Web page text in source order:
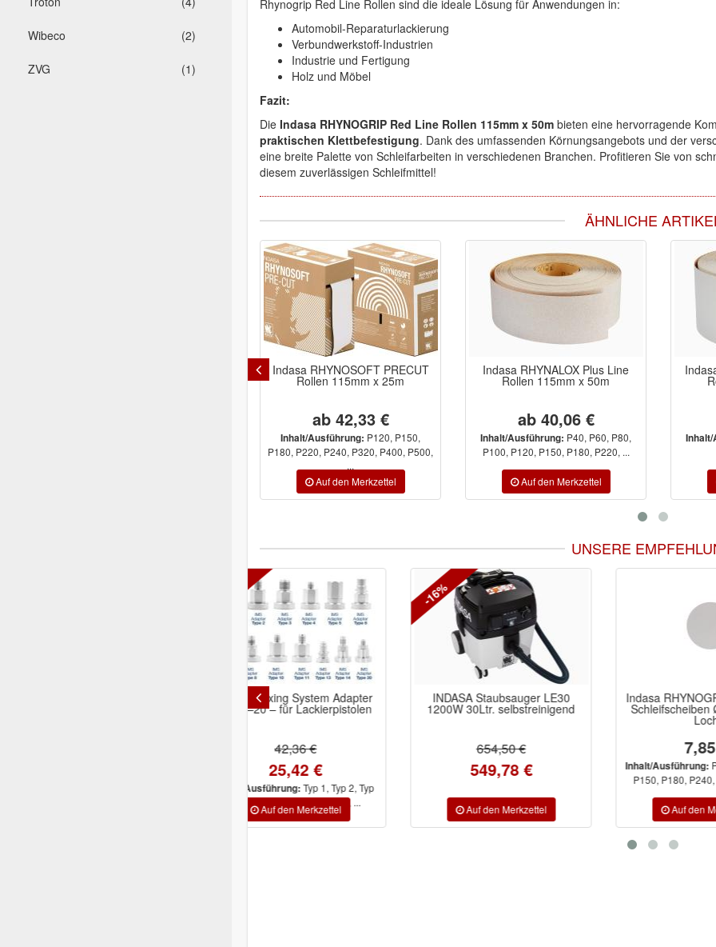
(2)
Wibeco
(1)
ZVG
Rhynogrip Red Line Rollen sind die ideale Lösung für Anwendungen in:
Automobil-Reparaturlackierung
Verbundwerkstoff-Industrien
Industrie und Fertigung
Holz und Möbel
Fazit:
Die Indasa RHYNOGRIP Red Line Rollen 115mm x 50m bieten eine hervorragende
praktischen Klettbefestigung. Dank des umfassenden Körnungsangebots und der
eine breite Palette von Schleifarbeiten in verschiedenen Branchen. Profitieren Sie von
diesem zuverlässigen Schleifmittel!
ÄHNLICHE
Indasa RHYNOSOFT PRECUT
Rollen 115mm x 25m
ab 42,33 €
Inhalt/Ausführung: P120, P150,
P180, P220, P240, P320, P400, P500,
...
Indasa RHYNALOX Plus Line
Rollen 115mm x 50m
ab 40,06 €
Inhalt/Ausführung: P40, P60, P80,
P100, P120, P150, P180, P220, ...
UNSERE
INDASA Staubsauger LE30
1200W 30Ltr. selbstreinigend
549,78 €
-16%
Indasa RHYNOGRIP White Line
Schleifscheiben Ø75mm ohne
Loch
Inhalt/Ausführung:
P80, P100, P120,
P150, P180, P240, P320, P400, ...
Indasa